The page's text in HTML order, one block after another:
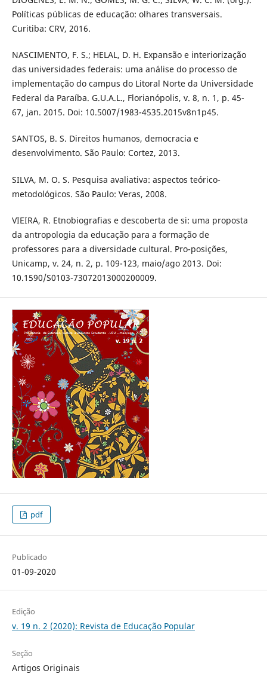
Políticas públicas de educação: olhares transversais.
Curitiba: CRV, 2016.
NASCIMENTO, F. S.; HELAL, D. H. Expansão e interiorização
das universidades federais: uma análise do processo de
implementação do campus do Litoral Norte da Universidade
Federal da Paraíba. G.U.A.L., Florianópolis, v. 8, n. 1, p. 45-
67, jan. 2015. Doi: 10.5007/1983-4535.2015v8n1p45.
SANTOS, B. S. Direitos humanos, democracia e
desenvolvimento. São Paulo: Cortez, 2013.
SILVA, M. O. S. Pesquisa avaliativa: aspectos teórico-
metodológicos. São Paulo: Veras, 2008.
VIEIRA, R. Etnobiografias e descoberta de si: uma proposta
da antropologia da educação para a formação de
professores para a diversidade cultural. Pro-posições,
Unicamp, v. 24, n. 2, p. 109-123, maio/ago 2013. Doi:
10.1590/S0103-73072013000200009.
pdf
Publicado
01-09-2020
Edição
v. 19 n. 2 (2020): Revista de Educação Popular
Seção
Artigos Originais